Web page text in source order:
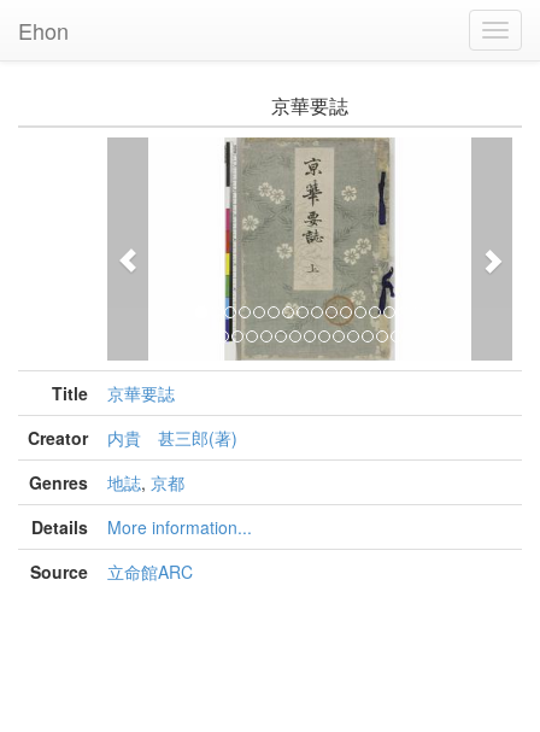
Ehon
京華要誌
Title
京華要誌
Creator
内貴 甚三郎(著)
Genres
地誌, 京都
Details
More information...
Source
立命館ARC